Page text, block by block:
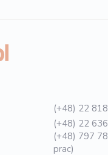
(+48) 22
(+48) 22
(+48) 797
prac)